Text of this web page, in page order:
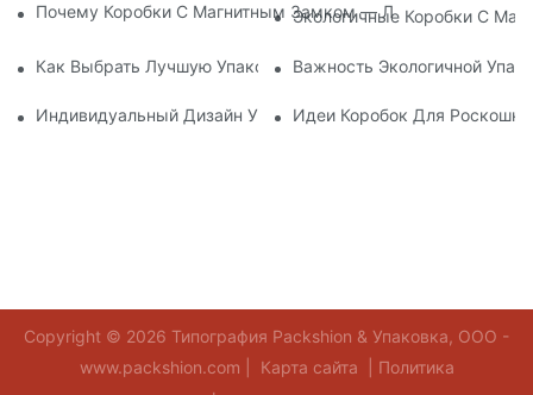
Почему Коробки С Магнитным Замком — Лучший Выбор
Экологичные Коробки С
Как Выбрать Лучшую Упаковку Для Средств По Уходу За
Важность Экологичной
Индивидуальный Дизайн Упаковки Для Средств По
Идеи Коробок Для
Copyright © 2026 Типография Packshion & Упаковка, ООО -
www.packshion.com |
Карта сайта
Политика